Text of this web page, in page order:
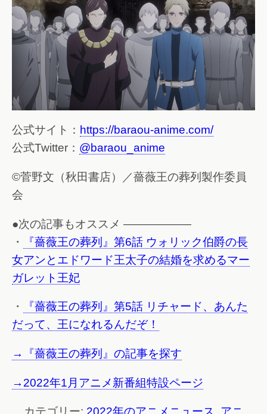
公式サイト： https://baraou-anime.com/
公式Twitter： @baraou_anime
©菅野文（秋田書店）／薔薇王の葬列製作委員
会
●次の記事もオススメ ——————
・
『薔薇王の葬列』第6話 ウォリック伯爵の長
女アンとエドワード王太子の結婚を求めるマー
ガレット王妃
・
『薔薇王の葬列』第5話 リチャード、あんた
だって、王になれるんだぞ！
→『薔薇王の葬列』の記事を探す
→2022年1月アニメ新番組特設ページ
カテゴリー: 2022年のアニメニュース アニ